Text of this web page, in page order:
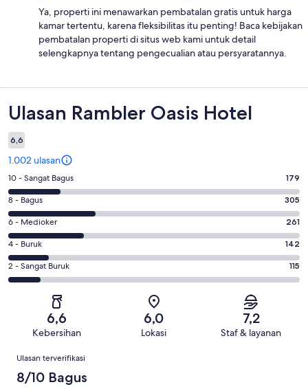
Ya, properti ini menawarkan pembatalan gratis untuk harga
kamar tertentu, karena fleksibilitas itu penting! Baca kebijakan
pembatalan properti di situs web kami untuk detail
selengkapnya tentang pengecualian atau persyaratannya.
Ulasan
Ulasan Rambler Oasis Hotel
6,6
1.002 ulasan
Penilaian
10
-
Sangat
Bagus.
179
dari
1002
10 - Sangat Bagus 179
Penilaian
8
-
Bagus.
305
dari
8 - Bagus 305
Penilaian
6
-
Medioker.
261
6 - Medioker 261
Penilaian
4
-
4 - Buruk 142
Penilaian
2
dari
1002
ulasan
2 - Sangat Buruk 115
6,6
Kebersihan
6,0
Lokasi
7,2
Staf & layanan
Ulasan
Ulasan terverifikasi
8/10 Bagus